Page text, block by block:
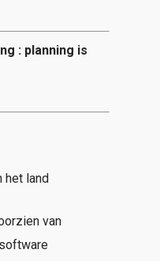
: planning is
het land
van